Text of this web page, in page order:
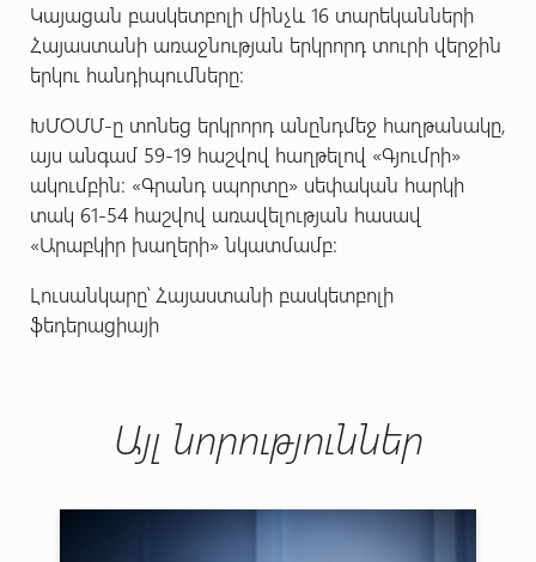
Կայացան բասկետբոլի մինչև 16 տարեկանների
Հայաստանի առաջնության երկրորդ տուրի վերջին
երկու հանդիպումները:
ԽՄՕՄՄ-ը տոնեց երկրորդ անընդմեջ հաղթանակը,
այս անգամ 59-19 հաշվով հաղթելով «Գյումրի»
ակումբին: «Գրանդ սպորտը» սեփական հարկի
տակ 61-54 հաշվով առավելության հասավ
«Արաբկիր խաղերի» նկատմամբ:
Լուսանկարը՝ Հայաստանի բասկետբոլի
ֆեդերացիայի
Այլ նորություններ